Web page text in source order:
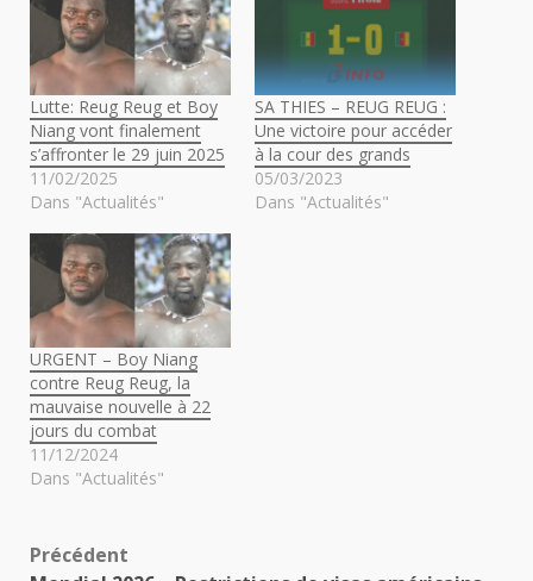
Lutte: Reug Reug et Boy
Niang vont finalement
s’affronter le 29 juin 2025
11/02/2025
Dans "Actualités"
SA THIES – REUG REUG :
Une victoire pour accéder
à la cour des grands
05/03/2023
Dans "Actualités"
URGENT – Boy Niang
contre Reug Reug, la
mauvaise nouvelle à 22
jours du combat
11/12/2024
Dans "Actualités"
Navigation
Précédent